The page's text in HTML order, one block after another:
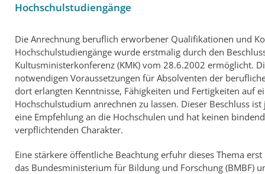
Hochschulstudiengänge
Die Anrechnung beruflich erworbener Qualifikationen und
Hochschulstudiengänge wurde erstmalig durch den
Kultusministerkonferenz (KMK) vom 28.6.2002 ermöglicht.
notwendigen Voraussetzungen für Absolventen der
dort erlangten Kenntnisse, Fähigkeiten und Fertigkeiten auf
Hochschulstudium anrechnen zu lassen. Dieser Beschluss
eine Empfehlung an die Hochschulen und hat keinen
verpflichtenden Charakter.
Eine stärkere öffentliche Beachtung erfuhr dieses Thema
das Bundesministerium für Bildung und Forschung (BMBF)